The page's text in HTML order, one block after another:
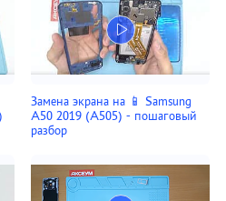
Замена экрана на 📱 Samsung
A50 2019 (A505) - пошаговый
разбор